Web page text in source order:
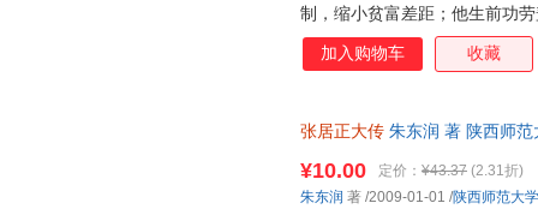
制，缩小贫富差距；他生前功
却毫发无损；他以一己之力将
加入购物车 收藏
张居正大传 朱东润 著 陕西师
¥10.00 定价： ¥43.37 (2.31折)
朱东润 著 /2009-01-01 /陕西师范大